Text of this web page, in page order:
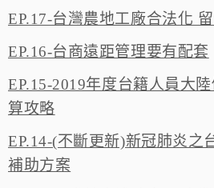
EP.17-台灣農地工廠合法化
EP.16-台商遠距管理要有配套
EP.15-2019年度台籍人員大
算攻略
EP.14-(不斷更新)新冠肺炎之
補助方案